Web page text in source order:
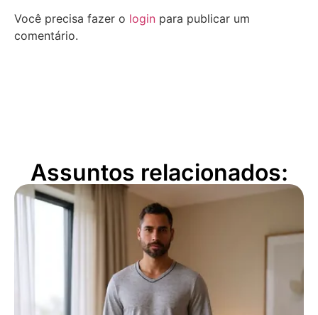
Você precisa fazer o login para publicar um
comentário.
Assuntos relacionados: